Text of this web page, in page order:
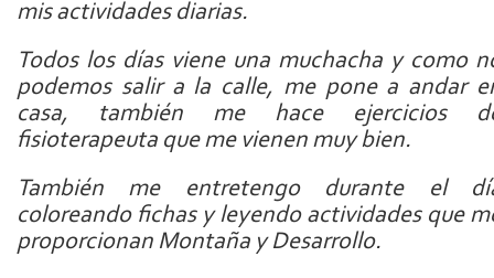
mis actividades diarias.
Todos los días viene una muchacha y como
podemos salir a la calle, me pone a andar
casa, también me hace ejercicios
fisioterapeuta que me vienen muy bien.
También me entretengo durante el
coloreando fichas y leyendo actividades que
proporcionan Montaña y Desarrollo.